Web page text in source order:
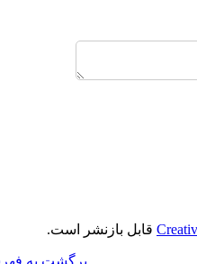
قابل بازنشر است.
برگشت به